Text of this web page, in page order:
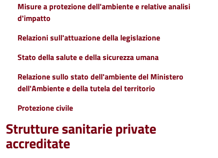
Misure a protezione dell'ambiente e relative analisi
d'impatto
Relazioni sull'attuazione della legislazione
Stato della salute e della sicurezza umana
Relazione sullo stato dell'ambiente del Ministero
dell'Ambiente e della tutela del territorio
Protezione civile
Strutture sanitarie private
accreditate